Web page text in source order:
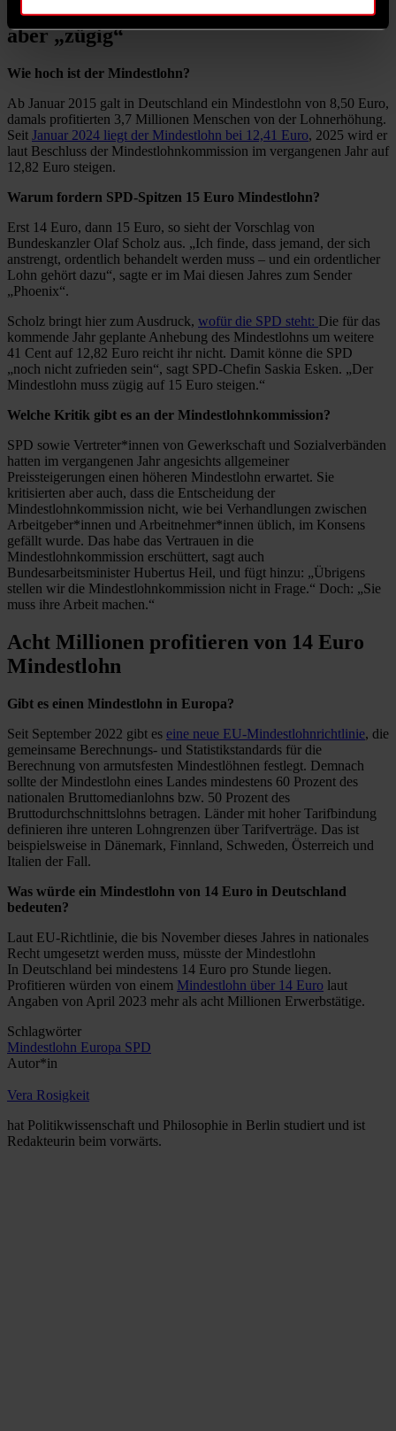
Saskia Esken für 15 Euro Mindestlohn,
aber „zügig“
Wie hoch ist der Mindestlohn?
Ab Januar 2015 galt in Deutschland ein Mindestlohn von 8,50 Euro,
damals profitierten 3,7 Millionen Menschen von der Lohnerhöhung.
Seit Januar 2024 liegt der Mindestlohn bei 12,41 Euro, 2025 wird er
laut Beschluss der Mindestlohnkommission im vergangenen Jahr auf
12,82 Euro steigen.
Warum fordern SPD-Spitzen 15 Euro Mindestlohn?
Erst 14 Euro, dann 15 Euro, so sieht der Vorschlag von
Bundeskanzler Olaf Scholz aus. „Ich finde, dass jemand, der sich
anstrengt, ordentlich behandelt werden muss – und ein ordentlicher
Lohn gehört dazu“, sagte er im Mai diesen Jahres zum Sender
„Phoenix“.
Scholz bringt hier zum Ausdruck, wofür die SPD steht: Die für das
kommende Jahr geplante Anhebung des Mindestlohns um weitere
41 Cent auf 12,82 Euro reicht ihr nicht. Damit könne die SPD
„noch nicht zufrieden sein“, sagt SPD-Chefin Saskia Esken. „Der
Mindestlohn muss zügig auf 15 Euro steigen.“
Welche Kritik gibt es an der Mindestlohnkommission?
SPD sowie Vertreter*innen von Gewerkschaft und Sozialverbänden
hatten im vergangenen Jahr angesichts allgemeiner
Preissteigerungen einen höheren Mindestlohn erwartet. Sie
kritisierten aber auch, dass die Entscheidung der
Mindestlohnkommission nicht, wie bei Verhandlungen zwischen
Arbeitgeber*innen und Arbeitnehmer*innen üblich, im Konsens
gefällt wurde. Das habe das Vertrauen in die
Mindestlohnkommission erschüttert, sagt auch
Bundesarbeitsminister Hubertus Heil, und fügt hinzu: „Übrigens
stellen wir die Mindestlohnkommission nicht in Frage.“ Doch: „Sie
muss ihre Arbeit machen.“
Acht Millionen profitieren von 14 Euro
Mindestlohn
Gibt es einen Mindestlohn in Europa?
Seit September 2022 gibt es eine neue EU-Mindestlohnrichtlinie, die
gemeinsame Berechnungs- und Statistikstandards für die
Berechnung von armutsfesten Mindestlöhnen festlegt. Demnach
sollte der Mindestlohn eines Landes mindestens 60 Prozent des
nationalen Bruttomedianlohns bzw. 50 Prozent des
Bruttodurchschnittslohns betragen. Länder mit hoher Tarifbindung
definieren ihre unteren Lohngrenzen über Tarifverträge. Das ist
beispielsweise in Dänemark, Finnland, Schweden, Österreich und
Italien der Fall.
Was würde ein Mindestlohn von 14 Euro in Deutschland
bedeuten?
Laut EU-Richtlinie, die bis November dieses Jahres in nationales
Recht umgesetzt werden muss, müsste der Mindestlohn
In Deutschland bei mindestens 14 Euro pro Stunde liegen.
Profitieren würden von einem Mindestlohn über 14 Euro laut
Angaben von April 2023 mehr als acht Millionen Erwerbstätige.
Schlagwörter
Mindestlohn Europa SPD
Autor*in
Vera Rosigkeit
hat Politikwissenschaft und Philosophie in Berlin studiert und ist
Redakteurin beim vorwärts.